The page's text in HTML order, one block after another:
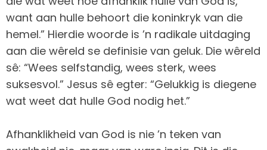
want aan hulle behoort die koninkryk van die
hemel.” Hierdie woorde is ’n radikale uitdaging
aan die wêreld se definisie van geluk. Die wêreld
sê: “Wees selfstandig, wees sterk, wees
suksesvol.” Jesus sê egter: “Gelukkig is diegene
wat weet dat hulle God nodig het.”
Afhanklikheid van God is nie ’n teken van